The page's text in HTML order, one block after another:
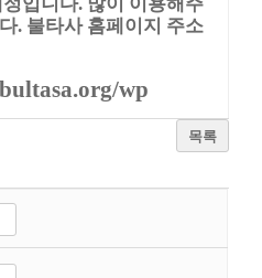
. 불타사 홈페이지 주소
wp
목록